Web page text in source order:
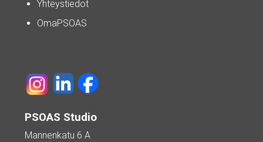
Yhteystiedot
OmaPSOAS
PSOAS Studio
Mannenkatu 6 A